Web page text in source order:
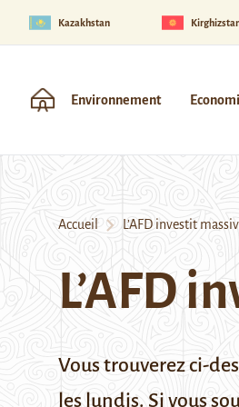
Kazakhstan
Environnement
Accueil L’AFD investit
L’AFD
Vous trouverez ci-
les lundis. Si vous